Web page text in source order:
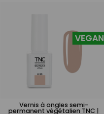
Vernis à ongles semi-
permanent végétalien TNC |
VEGAN